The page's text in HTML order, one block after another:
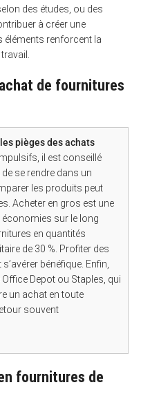
des études, ou des
à créer une
éléments renforcent la
de fournitures
pièges des achats
il est conseillé
se rendre dans un
les produits peut
Acheter en gros est une
sur le long
en quantités
de 30 %. Profiter des
bénéfique. Enfin,
Depot ou Staples, qui
un achat en toute
souvent
fournitures de